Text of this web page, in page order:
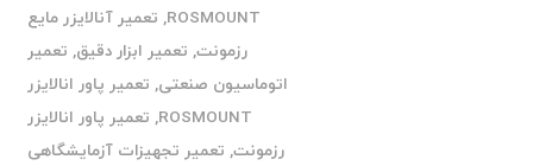
ROSMOUNT
, تعمیر آنالایزر مایع
رزمونت, تعمیر ابزار دقیق, تعمیر
اتوماسیون صنعتی, تعمیر پاور انالایزر
ROSMOUNT
, تعمیر پاور انالایزر
رزمونت, تعمیر تجهیزات آزمایشگاهی